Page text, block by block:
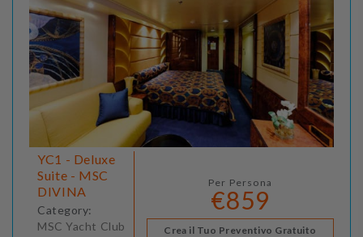
YC1 - Deluxe
Suite - MSC
DIVINA
Category:
MSC Yacht Club
Per Persona
€859
Crea il Tuo Preventivo Gratuito